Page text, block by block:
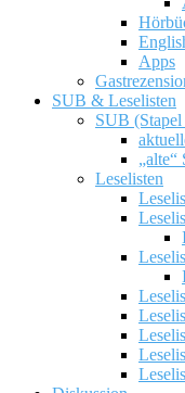
Apps
SUB & Leselisten
SUB
„alte“
Leselisten